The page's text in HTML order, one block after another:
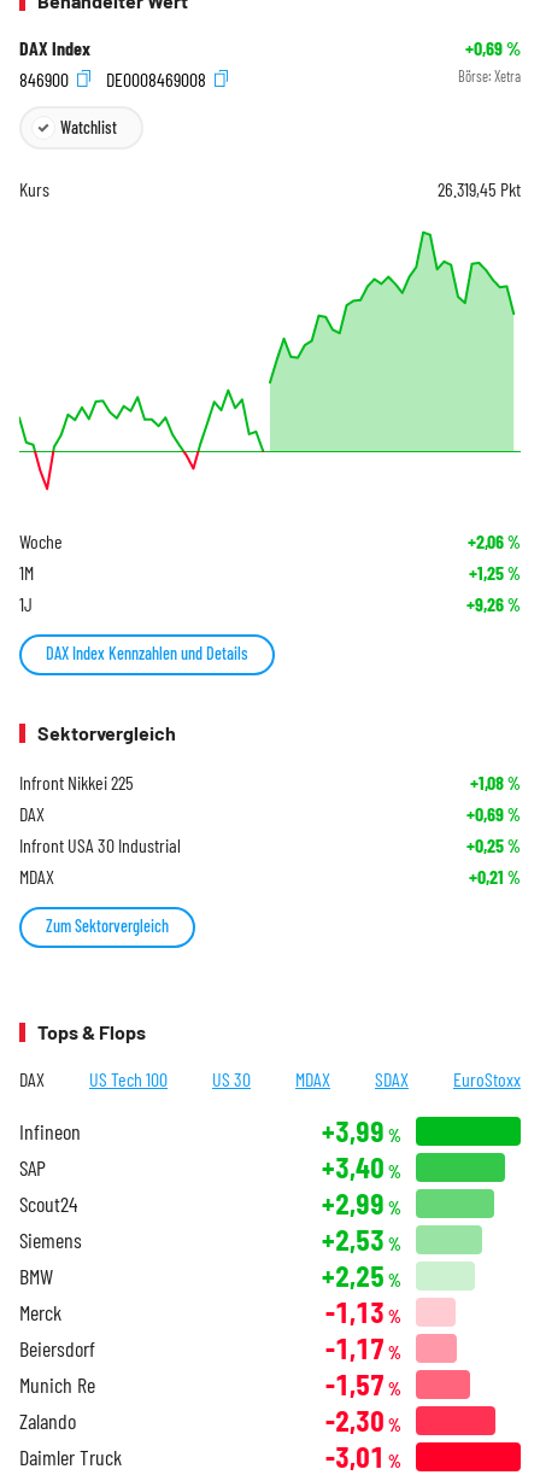
DAX Index +0,69%
846900
DE0008469008 Börse: Xetra
Watchlist
Kurs 26.319,45 Pkt
Woche +2,06%
1M +1,25%
1J +9,26%
DAX Index Kennzahlen und Details
Sektorvergleich
Infront Nikkei 225 +1,08%
DAX +0,69%
Infront USA 30 Industrial +0,25%
MDAX +0,21 %
Zum Sektorvergleich
Tops & Flops
DAX US Tech 100 US 30 MDAX SDAX EuroStoxx
Infineon +3,99 %
SAP +3,40 %
Scout24 +2,99 %
Siemens +2,53 %
BMW +2,25 %
Merck -1,13 %
Beiersdorf -1,17 %
Munich Re -1,57 %
Zalando -2,30 %
Daimler Truck -3,01 %